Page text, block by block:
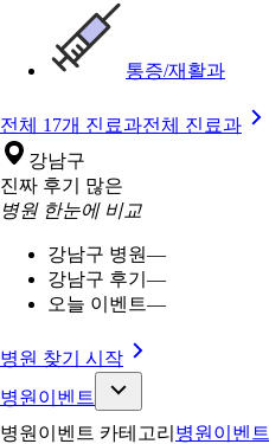
통증/재활과
전체 17개 진료과전체 진료과
강남구
진짜 후기 많은
병원 한눈에 비교
강남구 병원—
강남구 후기 —
오늘 이벤트—
병원 찾기 시작
병원이벤트
병원이벤트 카테고리 병원이벤트